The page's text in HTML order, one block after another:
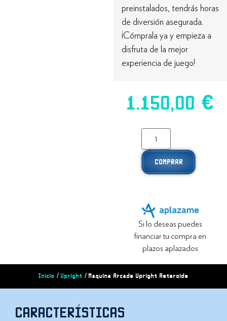
preinstalados, tendrás horas
de diversión asegurada.
¡Cómprala ya y empieza a
disfruta de la mejor
experiencia de juego!
1.150,00 €
COMPRAR
Si lo deseas puedes
financiar tu compra en
plazos aplazados
Inicio / Upright / Maquina Arcade Upright Asteroids
CARACTERÍSTICAS